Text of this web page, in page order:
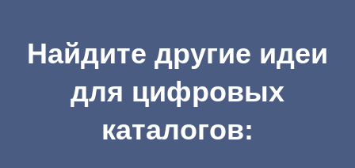
Найдите другие идеи
для цифровых
каталогов: